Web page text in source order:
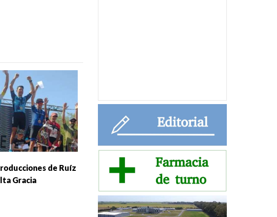
de Ruíz
Gracia